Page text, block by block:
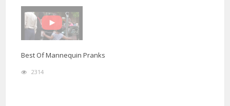
Best Of Mannequin Pranks
2314